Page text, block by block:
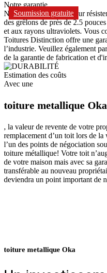
Soumission gratuite
Notre garantie
Nos toits sont conçus pour
des grêlons de près de 2.5
et aux rayons ultraviolets. Vous
Toitures Distinction offre une
l’industrie. Veuillez également
de la garantie de fabrication et
Estimation des coûts
Avec une
toiture metallique Oka
, la valeur de revente de votre
remplacement d’un toit lors de la
l’un des points de négociation
toiture métallique! Votre toit
de votre maison mais avec sa
transférable au nouveau
deviendra un point important de
toiture metallique Oka